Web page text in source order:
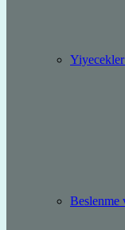
Beslenme